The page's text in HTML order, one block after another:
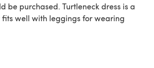
be purchased. Turtleneck dress is a
fits well with leggings for wearing
classic worsted (50% merino